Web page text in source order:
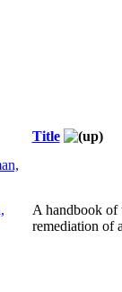
Title
A handbook of
remediation of